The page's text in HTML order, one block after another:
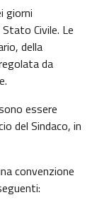
giorni
Civile. Le
della
da
essere
del Sindaco, in
convenzione